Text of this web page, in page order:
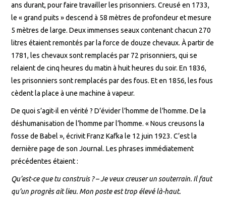
ans durant, pour faire travailler les prisonniers. Creusé en 1733,
le « grand puits » descend à 58 mètres de profondeur et mesure
5 mètres de large. Deux immenses seaux contenant chacun 270
litres étaient remontés par la force de douze chevaux. À partir de
1781, les chevaux sont remplacés par 72 prisonniers, qui se
relaient de cinq heures du matin à huit heures du soir. En 1836,
les prisonniers sont remplacés par des fous. Et en 1856, les fous
cèdent la place à une machine à vapeur.
De quoi s’agit-il en vérité ? D’évider l’homme de l’homme. De la
déshumanisation de l’homme par l’homme. « Nous creusons la
fosse de Babel », écrivit Franz Kafka le 12 juin 1923. C’est la
dernière page de son Journal. Les phrases immédiatement
précédentes étaient :
Qu’est-ce que tu construis ? – Je veux creuser un souterrain. Il faut
qu’un progrès ait lieu. Mon poste est trop élevé là-haut.